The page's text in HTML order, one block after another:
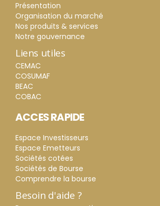
Présentation
Organisation du marché
Nos produits & services
Notre gouvernance
Liens utiles
CEMAC
COSUMAF
BEAC
COBAC
ACCES RAPIDE
Espace Investisseurs
Espace Emetteurs
Sociétés cotées
Sociétés de Bourse
Comprendre la bourse
Besoin d'aide ?